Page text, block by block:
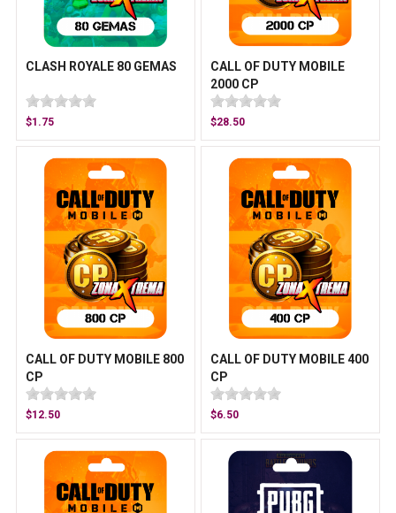
CLASH ROYALE 80 GEMAS
$1.75
CALL OF DUTY MOBILE
2000 CP
$28.50
CALL OF DUTY MOBILE 800
CP
$12.50
CALL OF DUTY MOBILE 400
CP
$6.50